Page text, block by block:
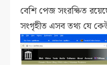
বেশি পেজ সংরক্ষিত
সংগৃহীত এসব তথ্য যে